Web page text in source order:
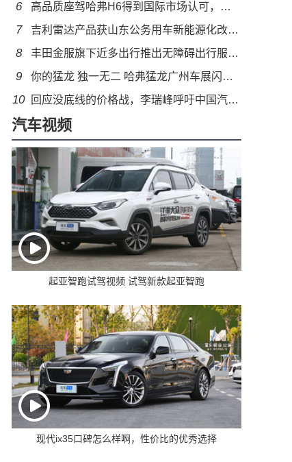
6 高品质座驾哈弗H6得到国际市场认可，新一代哈弗H6全面进阶
7 吉利雷达产品获山东公务用车新能源化改革优先采购权
8 丰田金服旗下近多出行推出无障碍出行服务，需求群体即刻开启“自由出行”
9 你的猛龙 独一无二 哈弗猛龙广州车展闪耀登场
10 回应没底线的价格战，李瑞峰呼吁中国汽车企业应集体向上
汽车视频
起亚智跑试驾视频 试驾新款起亚智跑
现代ix35口碑怎么样啊，性价比的优秀选择